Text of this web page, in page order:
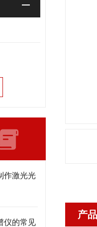
作激光光
仪的常见
产